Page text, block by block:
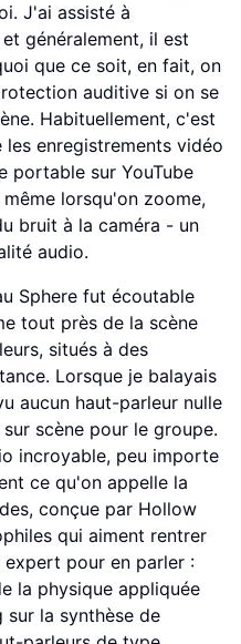
J'ai assisté à
généralement, il est
que ce soit, en fait, on
auditive si on se
Habituellement, c'est
les enregistrements vidéo
portable sur YouTube
lorsqu'on zoome,
bruit à la caméra - un
audio.
Sphere fut écoutable
tout près de la scène
situés à des
Lorsque je balayais
aucun haut-parleur nulle
scène pour le groupe.
incroyable, peu importe
ce qu'on appelle la
conçue par Hollow
qui aiment rentrer
expert pour en parler :
la physique appliquée
la synthèse de